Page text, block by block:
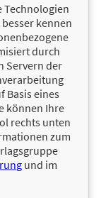
10,00 €
zum
Technologien
kennen
durch
Servern der
Basis eines
können Ihre
rechts unten
zum
und im